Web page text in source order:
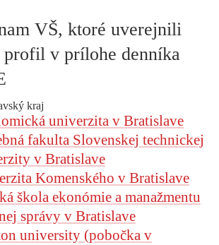
VŠ, ktoré uverejnili
profil v prílohe denníka
kraj
univerzita v Bratislave
fakulta Slovenskej technickej
v Bratislave
Komenského v Bratislave
škola ekonómie a manažmentu
správy v Bratislave
university (pobočka v